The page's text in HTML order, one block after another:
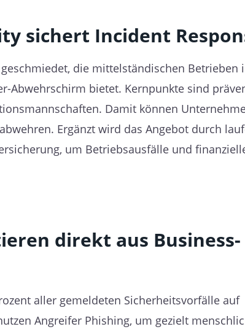
sichert Incident
die mittelständischen Betrieben
Abwehrschirm bietet. Kernpunkte sind
Damit können
Ergänzt wird das Angebot durch
um Betriebsausfälle und
direkt aus Business-
aller gemeldeten Sicherheitsvorfälle auf
Angreifer Phishing, um gezielt